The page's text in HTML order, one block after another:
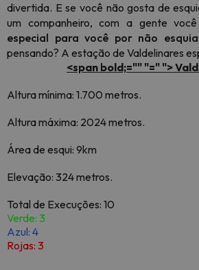
divertida. E se você não gosta de
um companheiro, com a gente
especial para você por não
pensando? A estação de Valdelinares
<span bold;="" "=" ">
Altura mínima: 1.700 metros.
Altura máxima: 2024 metros.
Área de esqui: 9km
Elevação: 324 metros.
Total de Execuções: 10
Verde: 3
Azul: 4
Rojas: 3